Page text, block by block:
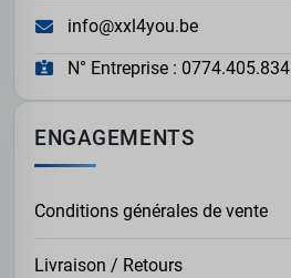
info@xxl4you.be
N° Entreprise : 0774.405.834
ENGAGEMENTS
Conditions générales de vente
Livraison / Retours